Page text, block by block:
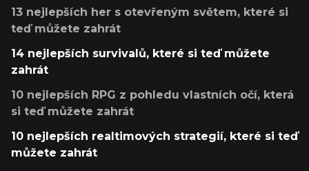
13 nejlepších her s otevřeným světem, které si
teď můžete zahrát
14 nejlepších survivalů, které si teď můžete
zahrát
10 nejlepších RPG z pohledu vlastních očí, která
si teď můžete zahrát
10 nejlepších realtimových strategií, které si teď
můžete zahrát